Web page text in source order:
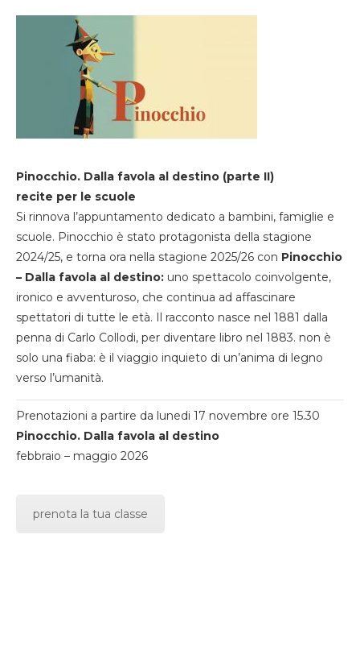
Pinocchio. Dalla favola al destino (parte II)
recite per le scuole
Si rinnova l’appuntamento dedicato a bambini, famiglie e
scuole. Pinocchio è stato protagonista della stagione
2024/25, e torna ora nella stagione 2025/26 con Pinocchio
– Dalla favola al destino: uno spettacolo coinvolgente,
ironico e avventuroso, che continua ad affascinare
spettatori di tutte le età. Il racconto nasce nel 1881 dalla
penna di Carlo Collodi, per diventare libro nel 1883. non è
solo una fiaba: è il viaggio inquieto di un’anima di legno
verso l’umanità.
Prenotazioni a partire da lunedi 17 novembre ore 15.30
Pinocchio. Dalla favola al destino
febbraio – maggio 2026
prenota la tua classe